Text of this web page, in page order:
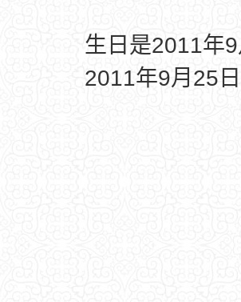
生日是2011年
2011年9月25